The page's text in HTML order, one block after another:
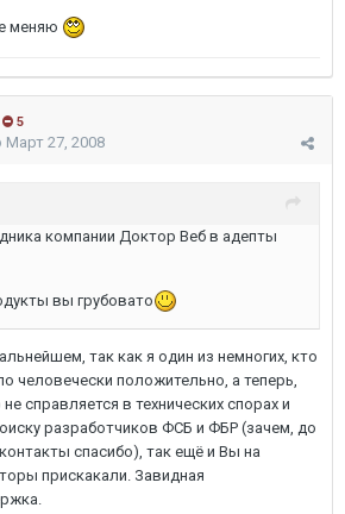
меняю
5
Март 27, 2008
компании Доктор Веб в адепты
вы грубовато
так как я один из немногих, кто
человечески положительно, а теперь,
справляется в технических спорах и
разработчиков ФСБ и ФБР (зачем, до
спасибо), так ещё и Вы на
прискакали. Завидная